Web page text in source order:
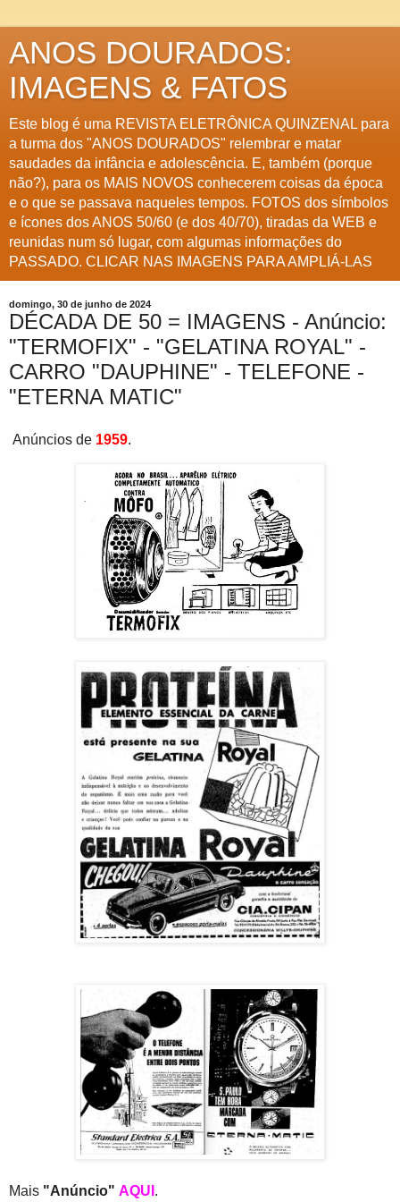
ANOS DOURADOS:
IMAGENS & FATOS
Este blog é uma REVISTA ELETRÔNICA QUINZENAL para
a turma dos "ANOS DOURADOS" relembrar e matar
saudades da infância e adolescência. E, também (porque
não?), para os MAIS NOVOS conhecerem coisas da época
e o que se passava naqueles tempos. FOTOS dos símbolos
e ícones dos ANOS 50/60 (e dos 40/70), tiradas da WEB e
reunidas num só lugar, com algumas informações do
PASSADO. CLICAR NAS IMAGENS PARA AMPLIÁ-LAS
domingo, 30 de junho de 2024
DÉCADA DE 50 = IMAGENS - Anúncio:
"TERMOFIX" - "GELATINA ROYAL" -
CARRO "DAUPHINE" - TELEFONE -
"ETERNA MATIC"
Anúncios de 1959.
Mais "Anúncio" AQUI .